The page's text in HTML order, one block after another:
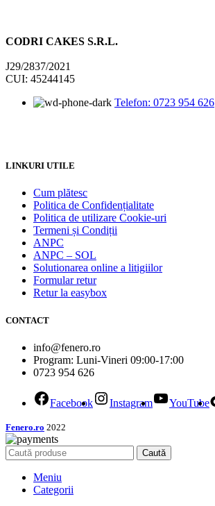
CODRI CAKES S.R.L.
J29/2837/2021
CUI: 45244145
Telefon: 0723 954 626
LINKURI UTILE
Cum plătesc
Politica de Confidențialitate
Politica de utilizare Cookie-uri
Termeni și Condiții
ANPC
ANPC – SOL
Solutionarea online a litigiilor
Formular retur
Retur la easybox
CONTACT
info@fenero.ro
Program: Luni-Vineri 09:00-17:00
0723 954 626
Facebook Instagram YouTube
Fenero.ro 2022
Caută
Meniu
Categorii